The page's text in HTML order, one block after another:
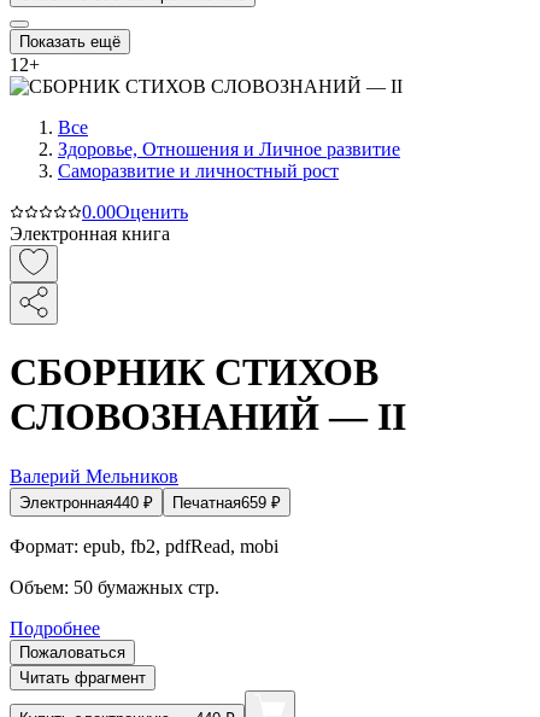
Показать ещё
12+
Все
Здоровье, Отношения и Личное развитие
Саморазвитие и личностный рост
0.00Оценить
Электронная книга
СБОРНИК СТИХОВ
СЛОВОЗНАНИЙ — II
Валерий Мельников
Электронная440 ₽ Печатная659 ₽
Формат: epub, fb2, pdfRead, mobi
Объем: 50 бумажных стр.
Подробнее
Пожаловаться
Читать фрагмент